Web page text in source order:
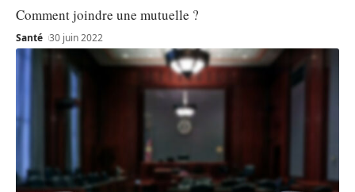
Comment joindre une mutuelle ?
Santé 30 juin 2022